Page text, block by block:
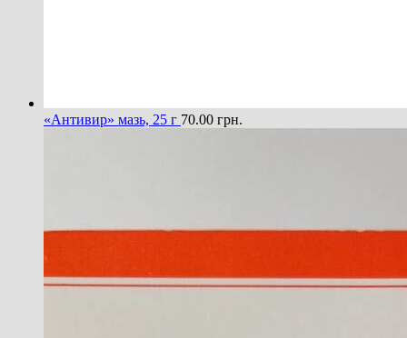
«Антивир» мазь, 25 г 70.00 грн.